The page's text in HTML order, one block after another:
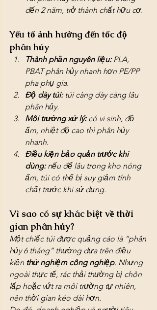
đến 2 năm, trở thành chất hữu cơ.
Yếu tố ảnh hưởng đến tốc độ
phân hủy
Thành phần nguyên liệu: PLA,
PBAT phân hủy nhanh hơn PE/PP
pha phụ gia.
Độ dày túi: túi càng dày càng lâu
phân hủy.
Môi trường xử lý: có vi sinh, độ
ẩm, nhiệt độ cao thì phân hủy
nhanh.
Điều kiện bảo quản trước khi
dùng: nếu để lâu trong kho nóng
ẩm, túi có thể bị suy giảm tính
chất trước khi sử dụng.
Vì sao có sự khác biệt về thời
gian phân hủy?
Một chiếc túi được quảng cáo là “phân
hủy 6 tháng” thường dựa trên điều
kiện thử nghiệm công nghiệp. Nhưng
ngoài thực tế, rác thải thường bị chôn
lấp hoặc vứt ra môi trường tự nhiên,
nên thời gian kéo dài hơn.